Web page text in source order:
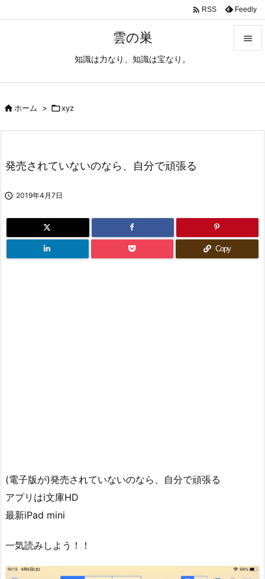
雲の巣
知識は力なり、知識は宝なり。

 RSS Feedly
ホーム > xyz
発売されていないのなら、自分で頑張る
 2019年4月7日
Copy
(電子版が)発売されていないのなら、自分で頑張る
アプリはi文庫HD
最新iPad mini
一気読みしよう！！